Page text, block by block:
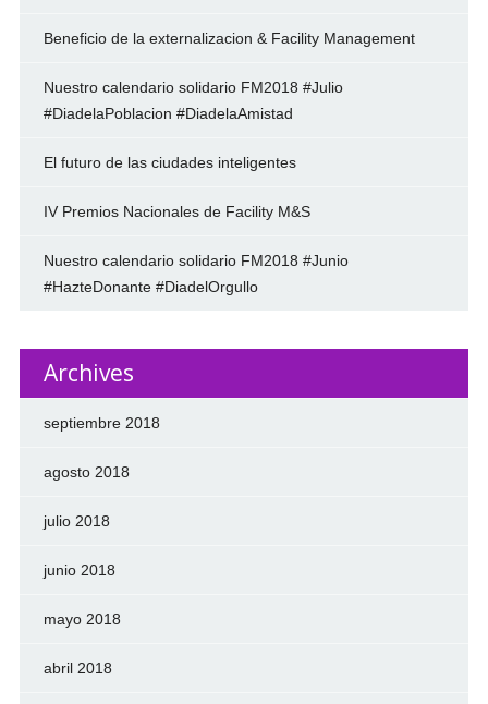
Beneficio de la externalizacion & Facility Management
Nuestro calendario solidario FM2018 #Julio
#DiadelaPoblacion #DiadelaAmistad
El futuro de las ciudades inteligentes
IV Premios Nacionales de Facility M&S
Nuestro calendario solidario FM2018 #Junio
#HazteDonante #DiadelOrgullo
Archives
septiembre 2018
agosto 2018
julio 2018
junio 2018
mayo 2018
abril 2018